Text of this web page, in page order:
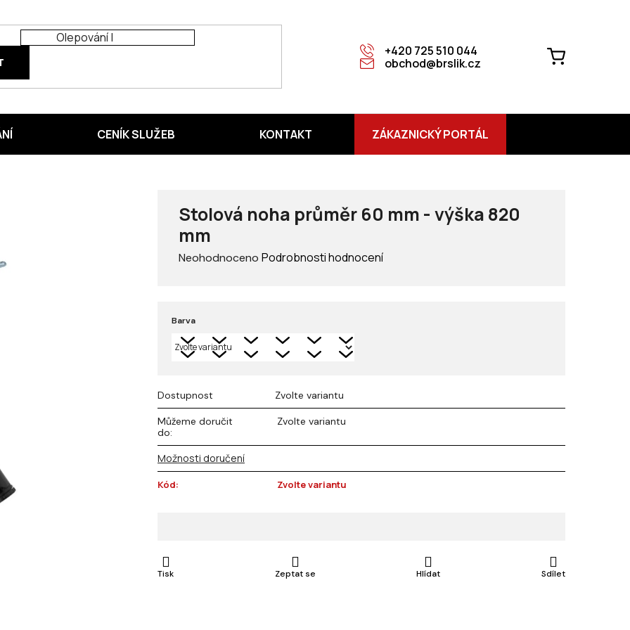
+420 725 510 044
obchod@brslik.cz
NÁKUPNÍ
CENÍK SLUŽEB KONTAKT ZÁKAZNICKÝ PORTÁL
Stolová noha průměr 60 mm - výška 820
mm
Průměrné
z 5
hvězdiček.
Neohodnoceno Podrobnosti hodnocení
Barva
Dostupnost Zvolte variantu
Můžeme doručit
do:
Zvolte variantu
Možnosti doručení
Kód: Zvolte variantu
Tisk Zeptat se Hlídat Sdílet